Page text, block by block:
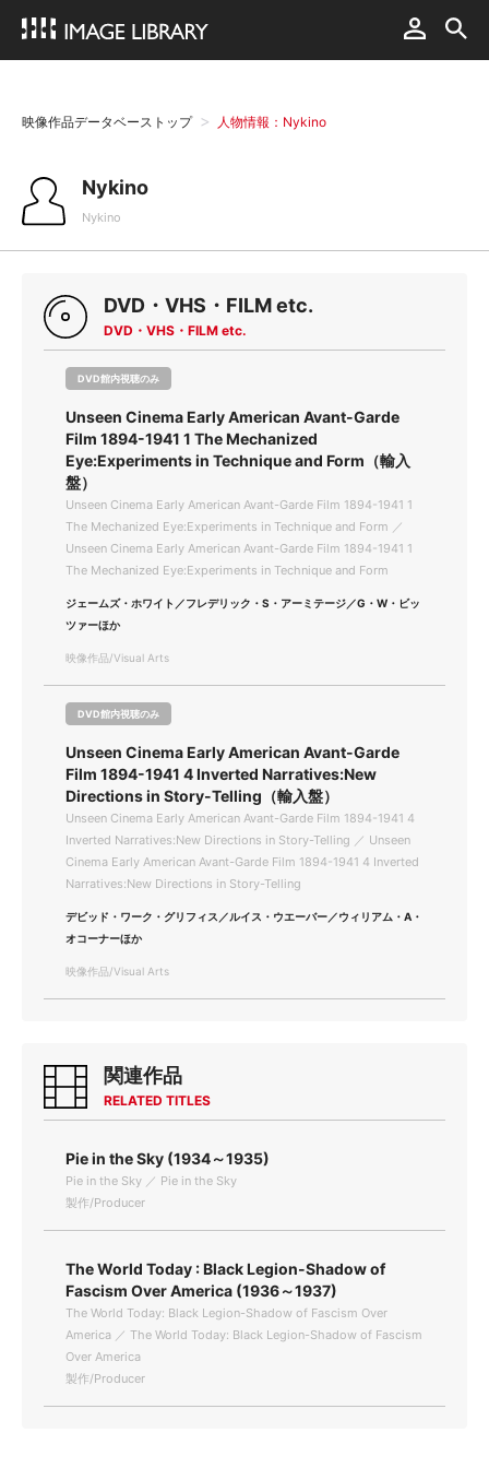
映像作品データベーストップ 人物情報：Nykino
Nykino
Nykino
DVD・VHS・FILM etc.
DVD・VHS・FILM etc.
DVD館内視聴のみ
Unseen Cinema Early American Avant-Garde
Film 1894-1941 1 The Mechanized
Eye:Experiments in Technique and Form（輸入
盤）
Unseen Cinema Early American Avant-Garde Film 1894-1941 1
The Mechanized Eye:Experiments in Technique and Form ／
Unseen Cinema Early American Avant-Garde Film 1894-1941 1
The Mechanized Eye:Experiments in Technique and Form
ジェームズ・ホワイト／フレデリック・S・アーミテージ／G・W・ビッ
ツァーほか
映像作品/Visual Arts
DVD館内視聴のみ
Unseen Cinema Early American Avant-Garde
Film 1894-1941 4 Inverted Narratives:New
Directions in Story-Telling（輸入盤）
Unseen Cinema Early American Avant-Garde Film 1894-1941 4
Inverted Narratives:New Directions in Story-Telling ／ Unseen
Cinema Early American Avant-Garde Film 1894-1941 4 Inverted
Narratives:New Directions in Story-Telling
デビッド・ワーク・グリフィス／ルイス・ウエーバー／ウィリアム・A・
オコーナーほか
映像作品/Visual Arts
関連作品
RELATED TITLES
Pie in the Sky (1934～1935)
Pie in the Sky ／ Pie in the Sky
製作/Producer
The World Today : Black Legion-Shadow of
Fascism Over America (1936～1937)
The World Today: Black Legion-Shadow of Fascism Over
America ／ The World Today: Black Legion-Shadow of Fascism
Over America
製作/Producer